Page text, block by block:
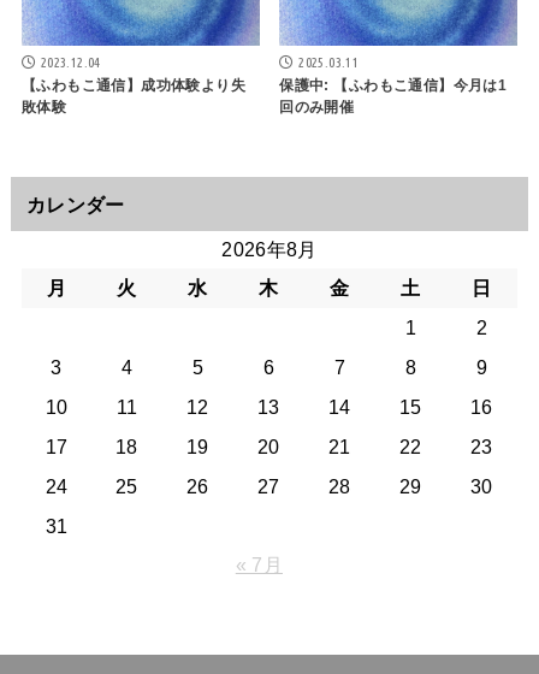
2023.12.04
【ふわもこ通信】成功体験より失
敗体験
2025.03.11
保護中: 【ふわもこ通信】今月は1
回のみ開催
カレンダー
2026年8月
月
火 水 木 金 土
日
1
2
3
4 5 6 7 8
9
10
11 12 13 14 15
16
17
18 19 20 21 22
23
24
25 26 27 28 29
30
31
« 7月